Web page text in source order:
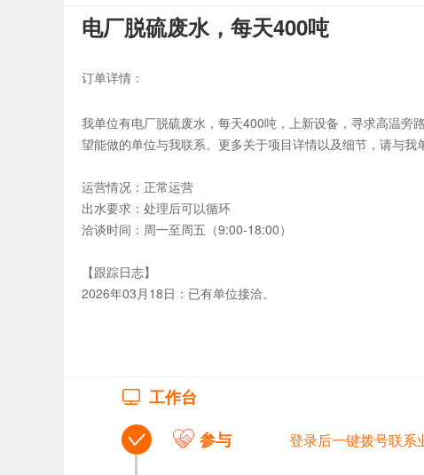
电厂脱硫废水，每天400吨
订单详情：
我单位有电厂脱硫废水，每天400吨，上新设备，寻求高温旁
望能做的单位与我联系。更多关于项目详情以及细节，请与我
运营情况：正常运营
出水要求：处理后可以循环
洽谈时间：周一至周五（9:00-18:00）
【跟踪日志】
2026年03月18日：已有单位接洽。
工作台
参与
登录后一键拨号联系